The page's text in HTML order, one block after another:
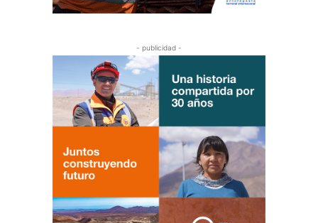
- publicidad -